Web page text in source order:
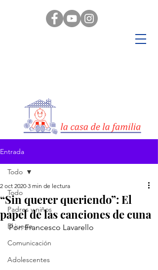
Entrada
Todo
Padres y niños
El juego
Comunicación
Adolescentes
Todo
“Sin querer queriendo”: El
papel de las canciones de cuna
2 oct 2020 3 min de lectura
Por: Francesco Lavarello